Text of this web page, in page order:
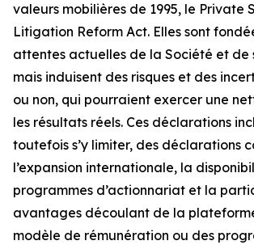
valeurs mobilières de 1995, le Private
Litigation Reform Act. Elles sont
attentes actuelles de la Société et de
mais induisent des risques et des
ou non, qui pourraient exercer une
les résultats réels. Ces déclarations
toutefois s’y limiter, des déclarations
l’expansion internationale, la
programmes d’actionnariat et la
avantages découlant de la
modèle de rémunération ou des